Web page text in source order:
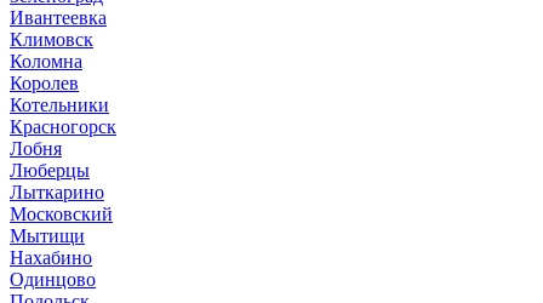
Ивантеевка
Климовск
Коломна
Королев
Котельники
Красногорск
Лобня
Люберцы
Лыткарино
Московский
Мытищи
Нахабино
Одинцово